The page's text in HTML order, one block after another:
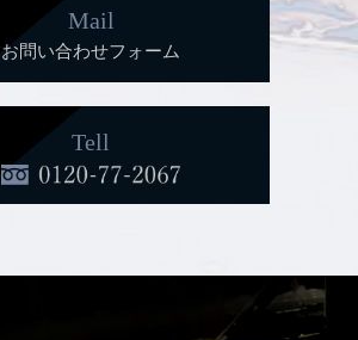
Mail
お問い合わせフォーム
Tell